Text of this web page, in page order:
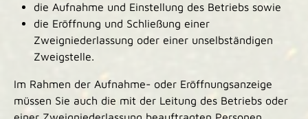
die Aufnahme und Einstellung des Betriebs sowie
die Eröffnung und Schließung einer
Zweigniederlassung oder einer unselbständigen
Zweigstelle.
Im Rahmen der Aufnahme- oder Eröffnungsanzeige
müssen Sie auch die mit der Leitung des Betriebs oder